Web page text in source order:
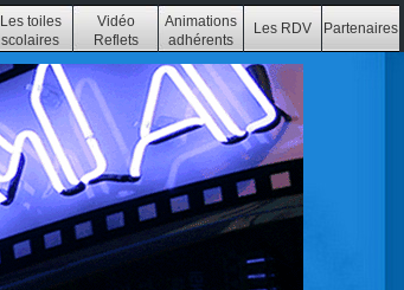
Les toiles
scolaires
Vidéo
Reflets
Animations
adhérents
Les RDV Partenaires